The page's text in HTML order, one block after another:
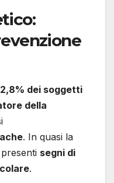
dei soggetti
della
. In quasi la
segni di
.